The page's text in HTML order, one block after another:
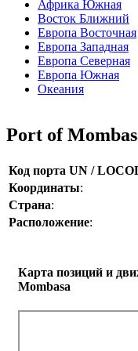
Африка Южная
Восток Ближний
Европа Восточная
Европа Западная
Европа Северная
Европа Южная
Океания
Port of
Код порта UN /
Координаты:
Страна:
Расположение:
Карта позиций и
Mombasa